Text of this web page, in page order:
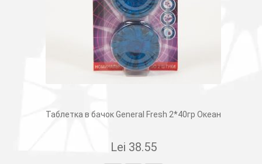
Таблетка в бачок General Fresh 2*40гр Океан
Lei 38.55